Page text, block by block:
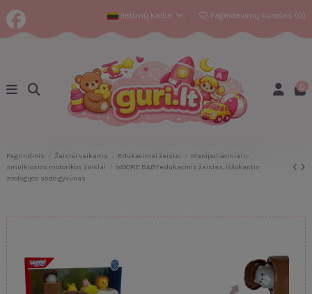
lietuvių kalba Pageidavimų sąrašas (0)
0
Pagrindinis Žaislai vaikams Edukaciniai žaislai
Manipuliaciniai ir
smulkiosios motorikos žaislai
WOOPIE BABY edukacinis žaislas, iššokantis
zoologijos sodo gyvūnas